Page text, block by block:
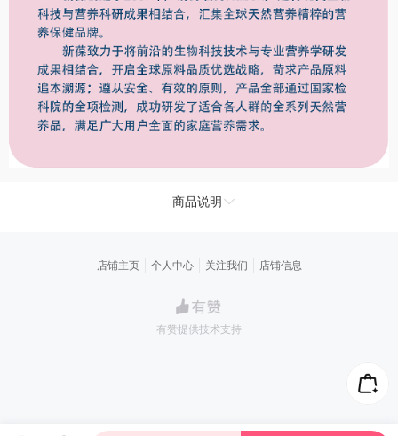
商品说明
店铺主页 个人中心 关注我们 店铺信息
有赞提供技术支持